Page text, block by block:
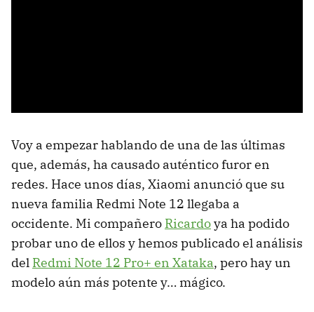
Voy a empezar hablando de una de las últimas
que, además, ha causado auténtico furor en
redes. Hace unos días, Xiaomi anunció que su
nueva familia Redmi Note 12 llegaba a
occidente. Mi compañero Ricardoya ha podido
probar uno de ellos y hemos publicado el análisis
del Redmi Note 12 Pro+ en Xataka, pero hay un
modelo aún más potente y… mágico.